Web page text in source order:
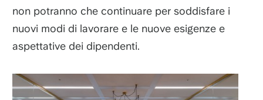
non potranno che continuare per soddisfare i
nuovi modi di lavorare e le nuove esigenze e
aspettative dei dipendenti.
Immagine